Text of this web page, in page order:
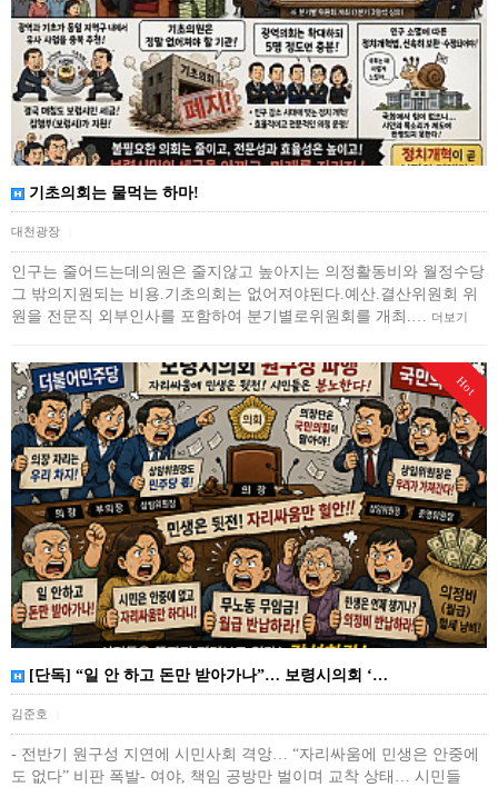
기초의회는 물먹는 하마!
대천광장
인구는 줄어드는데의원은 줄지않고 높아지는 의정활동비와 월정수당
그 밖의지원되는 비용.기초의회는 없어져야된다.예산.결산위원회 위
원을 전문직 외부인사를 포함하여 분기별로위원회를 개최.… 더보기
Hot
[단독] “일 안 하고 돈만 받아가나”… 보령시의회 ‘…
김준호
- 전반기 원구성 지연에 시민사회 격앙… “자리싸움에 민생은 안중에
도 없다” 비판 폭발- 여야, 책임 공방만 벌이며 교착 상태… 시민들